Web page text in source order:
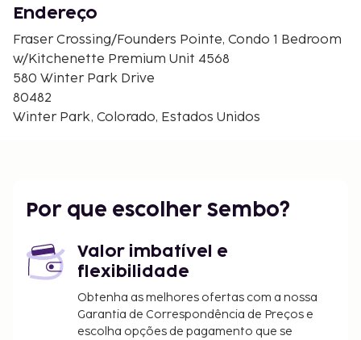
Teleférico Discovery Chair - 1,7 km/1,1 mi
Teleférico Eskimo Express - 1,8 km/1,1 mi
Teleférico Prospector Express - 1,9 km/1,2 mi
Os aeroportos mais próximos são:
Broomfield, Colorado (BJC-Rocky Mountain
Metropolitan) - 116,7 km/72,5 mi
apartamentos para não fumadores disponibiliza
aluguer de equipamento de esqui, snowboard nas
Tarifa de estacionamento: 24 USD por dia
A lista anterior pode não estar completa. As taxas e
os depósitos podem não incluir impostos e estão
sujeitos a alterações.
Endereço
Fraser Crossing/Founders Pointe, Condo 1 Bedroom
w/Kitchenette Premium Unit 4568
580 Winter Park Drive
80482
Winter Park, Colorado, Estados Unidos
Por que escolher Sembo?
Valor imbatível e
flexibilidade
Obtenha as melhores ofertas com a nossa
Garantia de Correspondência de Preços e
escolha opções de pagamento que se